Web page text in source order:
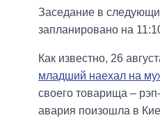
Заседание в
запланировано на
Как известно, 26
младший наехал на
своего товарища –
авария поизошла в